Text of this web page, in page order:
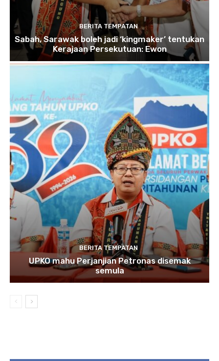
BERITA TEMPATAN
Sabah, Sarawak boleh jadi ‘kingmaker’ tentukan
Kerajaan Persekutuan: Ewon
BERITA TEMPATAN
UPKO mahu Perjanjian Petronas disemak
semula